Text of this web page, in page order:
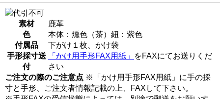
素材
鹿革
色
本体：燻色（茶）紐：紫色
付属品
下がけ１枚、かけ袋
手形採寸送
付
「かけ用手形FAX用紙」
をFAXにてお送りくだ
さい
ご注文の際のご注意点 ※「かけ用手形FAX用紙」に手の採
寸と手形、ご注文者情報記載の上、FAXして下さい。